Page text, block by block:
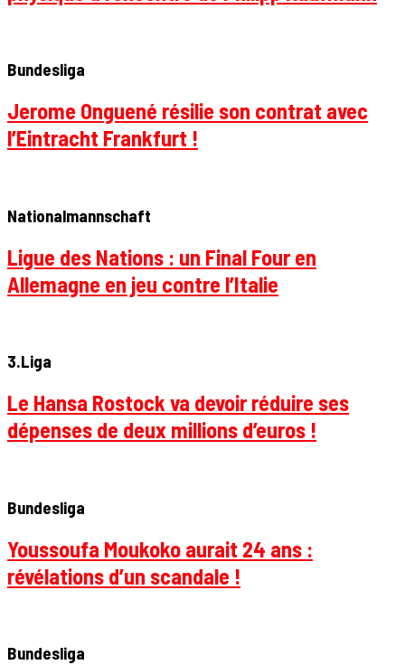
Bundesliga
Jerome Onguené résilie son contrat avec
l’Eintracht Frankfurt !
Nationalmannschaft
Ligue des Nations : un Final Four en
Allemagne en jeu contre l’Italie
3.Liga
Le Hansa Rostock va devoir réduire ses
dépenses de deux millions d’euros !
Bundesliga
Youssoufa Moukoko aurait 24 ans :
révélations d’un scandale !
Bundesliga